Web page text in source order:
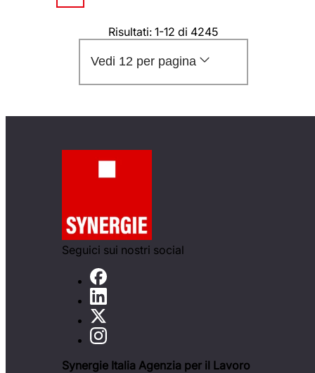
Risultati: 1-12 di 4245
Vedi 12 per pagina
Seguici sui nostri social
Synergie Italia Agenzia per il Lavoro